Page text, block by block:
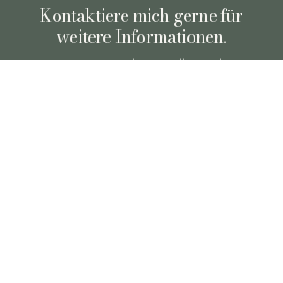
Kontaktiere mich gerne für
weitere Informationen.
management@heinenundheinen.de